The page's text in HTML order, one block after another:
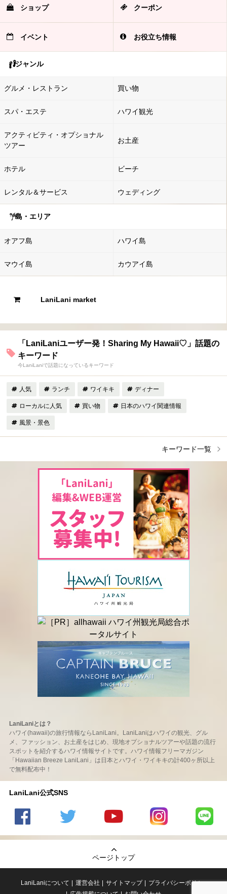
ショップ クーポン
イベント お役立ち情報
ジャンル
グルメ・レストラン 買い物
スパ・エステ ハワイ観光
アクティビティ・オプショナル
ツアー
お土産
ホテル ビーチ
レンタル＆サービス ウェディング
島・エリア
オアフ島 ハワイ島
マウイ島 カウアイ島
LaniLani market
「LaniLaniユーザー発！Sharing My Hawaii♡」話題の
キーワード
今LaniLaniで話題になっているキーワード
人気 ランチ ワイキキ ディナー
ローカルに人気 買い物 日本のハワイ関連情報
風景・景色
キーワード一覧
LaniLaniとは？
ハワイ(hawaii)の旅行情報ならLaniLani。LaniLaniはハワイの観光、グル
メ、ファッション、お土産をはじめ、現地オプショナルツアーや話題の流行
スポットを紹介するハワイ情報サイトです。ハワイ情報フリーマガジン
「Hawaiian Breeze LaniLani」は日本とハワイ・ワイキキの計400ヶ所以上
で無料配布中！
LaniLani公式SNS
の
のtwitter
の
Youtube
チャンネ
LaniLani
LaniLani
ページトップ
LaniLaniについて 運営会社 サイトマップ
プライバシーポリシー